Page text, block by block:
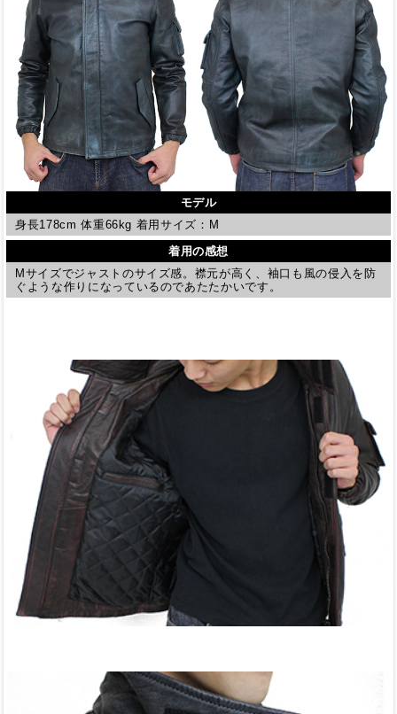
モデル
身長178cm 体重66kg 着用サイズ：M
着用の感想
Mサイズでジャストのサイズ感。襟元が高く、袖口も風の侵入を防
ぐような作りになっているのであたたかいです。